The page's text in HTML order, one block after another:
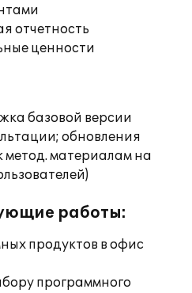
отчетность
ценности
базовой версии
обновления
метод. материалам на
работы:
продуктов в офис
программного